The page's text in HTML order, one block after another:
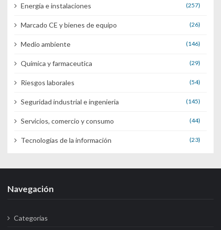
Energía e instalaciones (257)
Marcado CE y bienes de equipo (26)
Medio ambiente (146)
Química y farmaceutica (29)
Riesgos laborales (54)
Seguridad industrial e ingenieria (145)
Servicios, comercio y consumo (44)
Tecnologías de la información (23)
Navegación
Categorías